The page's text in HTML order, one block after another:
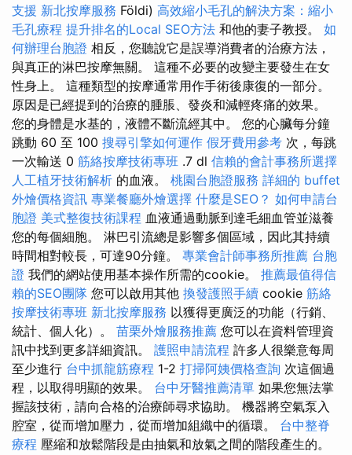
支援 新北按摩服務 Földi) 高效縮小毛孔的解決方案：縮小
毛孔療程 提升排名的Local SEO方法 和他的妻子教授。 如
何辦理台胞證 相反，您聽說它是誤導消費者的治療方法，
與真正的淋巴按摩無關。 這種不必要的改變主要發生在女
性身上。 這種類型的按摩通常用作手術後康復的一部分。
原因是已經提到的治療的腫脹、發炎和減輕疼痛的效果。
您的身體是水基的，液體不斷流經其中。 您的心臟每分鐘
跳動 60 至 100 搜尋引擎如何運作 假牙費用參考 次，每跳
一次輸送 0 筋絡按摩技術專班 .7 dl 信賴的會計事務所選擇
人工植牙技術解析 的血液。 桃園台胞證服務 詳細的 buffet
外燴價格資訊 專業餐廳外燴選擇 什麼是SEO？ 如何申請台
胞證 美式整復技術課程 血液通過動脈到達毛細血管並滋養
您的每個細胞。 淋巴引流總是影響多個區域，因此其持續
時間相對較長，可達90分鐘。 專業會計師事務所推薦 台胞
證 我們的網站使用基本操作所需的cookie。 推薦最值得信
賴的SEO團隊 您可以啟用其他 換發護照手續 cookie 筋絡
按摩技術專班 新北按摩服務 以獲得更廣泛的功能（行銷、
統計、個人化）。 苗栗外燴服務推薦 您可以在資料管理資
訊中找到更多詳細資訊。 護照申請流程 許多人很樂意每周
至少進行 台中抓龍筋療程 1-2 打掃阿姨價格查詢 次這個過
程，以取得明顯的效果。 台中牙醫推薦清單 如果您無法掌
握該技術，請向合格的治療師尋求協助。 機器將空氣泵入
腔室，從而增加壓力，從而增加組織中的循環。 台中整脊
療程 壓縮和放鬆階段是由抽氣和放氣之間的階段產生的。